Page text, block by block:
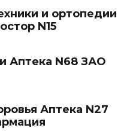
и ортопедии
N15
Аптека N68 ЗАО
Аптека N27